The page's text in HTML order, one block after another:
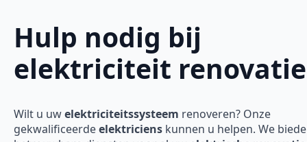
Hulp nodig bij
elektriciteit
Wilt u uwelektriciteitssysteem renoveren? Onze
gekwalificeerdeelektriciens kunnen u helpen. We